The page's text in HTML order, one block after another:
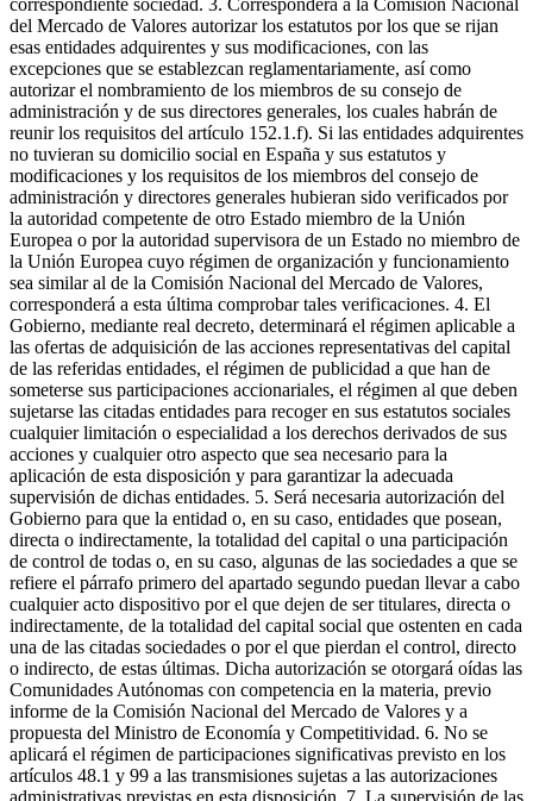
del Mercado de Valores autorizar los estatutos por los que se rijan
esas entidades adquirentes y sus modificaciones, con las
excepciones que se establezcan reglamentariamente, así como
autorizar el nombramiento de los miembros de su consejo de
administración y de sus directores generales, los cuales habrán de
reunir los requisitos del artículo 152.1.f). Si las entidades adquirentes
no tuvieran su domicilio social en España y sus estatutos y
modificaciones y los requisitos de los miembros del consejo de
administración y directores generales hubieran sido verificados por
la autoridad competente de otro Estado miembro de la Unión
Europea o por la autoridad supervisora de un Estado no miembro de
la Unión Europea cuyo régimen de organización y funcionamiento
sea similar al de la Comisión Nacional del Mercado de Valores,
corresponderá a esta última comprobar tales verificaciones. 4. El
Gobierno, mediante real decreto, determinará el régimen aplicable a
las ofertas de adquisición de las acciones representativas del capital
de las referidas entidades, el régimen de publicidad a que han de
someterse sus participaciones accionariales, el régimen al que deben
sujetarse las citadas entidades para recoger en sus estatutos sociales
cualquier limitación o especialidad a los derechos derivados de sus
acciones y cualquier otro aspecto que sea necesario para la
aplicación de esta disposición y para garantizar la adecuada
supervisión de dichas entidades. 5. Será necesaria autorización del
Gobierno para que la entidad o, en su caso, entidades que posean,
directa o indirectamente, la totalidad del capital o una participación
de control de todas o, en su caso, algunas de las sociedades a que se
refiere el párrafo primero del apartado segundo puedan llevar a cabo
cualquier acto dispositivo por el que dejen de ser titulares, directa o
indirectamente, de la totalidad del capital social que ostenten en cada
una de las citadas sociedades o por el que pierdan el control, directo
o indirecto, de estas últimas. Dicha autorización se otorgará oídas las
Comunidades Autónomas con competencia en la materia, previo
informe de la Comisión Nacional del Mercado de Valores y a
propuesta del Ministro de Economía y Competitividad. 6. No se
aplicará el régimen de participaciones significativas previsto en los
artículos 48.1 y 99 a las transmisiones sujetas a las autorizaciones
administrativas previstas en esta disposición. 7. La supervisión de las